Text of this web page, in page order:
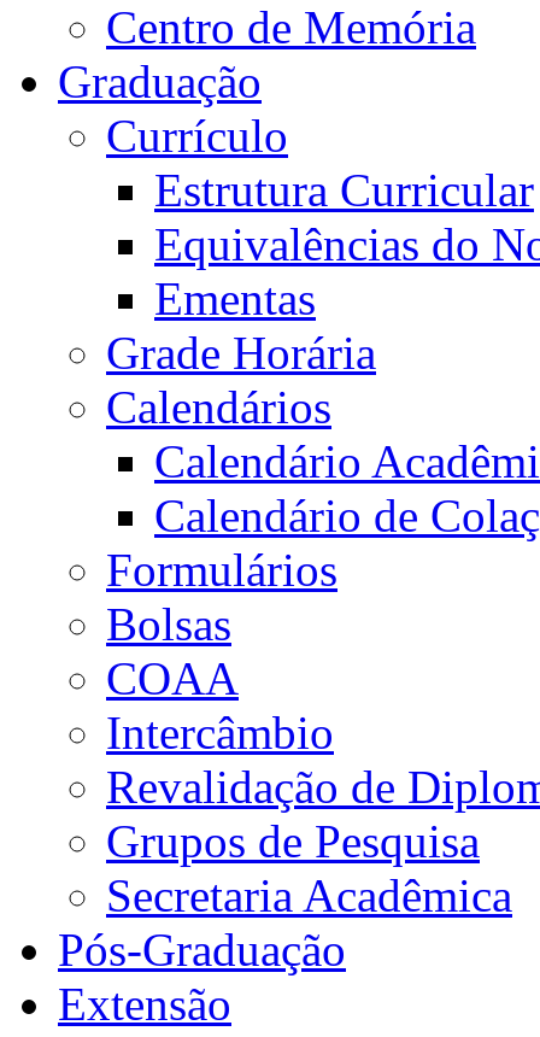
Centro de Memória
Graduação
Currículo
Estrutura Curricular
Equivalências do
Ementas
Grade Horária
Calendários
Calendário
Calendário de
Formulários
Bolsas
COAA
Intercâmbio
Revalidação de
Grupos de Pesquisa
Secretaria Acadêmica
Pós-Graduação
Extensão